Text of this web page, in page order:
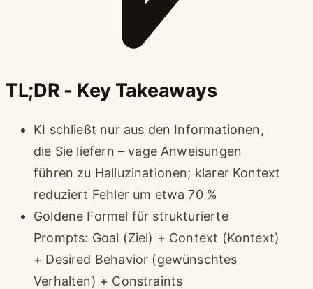
TL;DR - Key Takeaways
KI schließt nur aus den Informationen,
die Sie liefern – vage Anweisungen
führen zu Halluzinationen; klarer Kontext
reduziert Fehler um etwa 70 %
Goldene Formel für strukturierte
Prompts: Goal (Ziel) + Context (Kontext)
+ Desired Behavior (gewünschtes
Verhalten) + Constraints